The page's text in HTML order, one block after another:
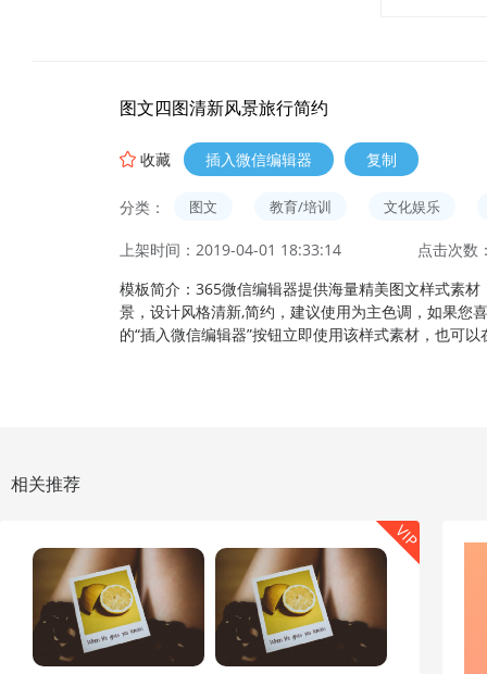
图文四图清新风景旅行简约
收藏 插入微信编辑器 复制
分类： 图文 教育/培训 文化娱乐
上架时间：2019-04-01 18:33:14
点击次数
模板简介：365微信编辑器提供海量精美图文样式素
景，设计风格清新,简约，建议使用为主色调，如果您
的“插入微信编辑器”按钮立即使用该样式素材，也可
相关推荐
VIP